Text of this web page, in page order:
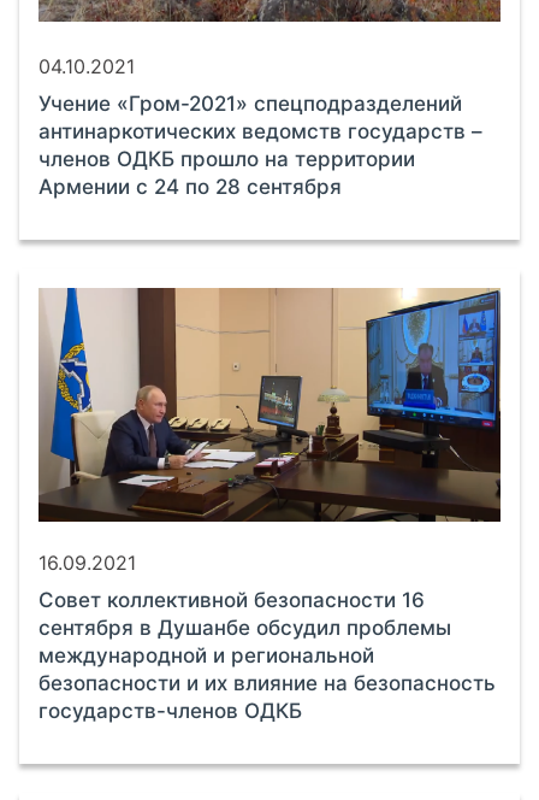
04.10.2021
Учение «Гром-2021» спецподразделений
антинаркотических ведомств государств –
членов ОДКБ прошло на территории
Армении с 24 по 28 сентября
16.09.2021
Совет коллективной безопасности 16
сентября в Душанбе обсудил проблемы
международной и региональной
безопасности и их влияние на безопасность
государств-членов ОДКБ